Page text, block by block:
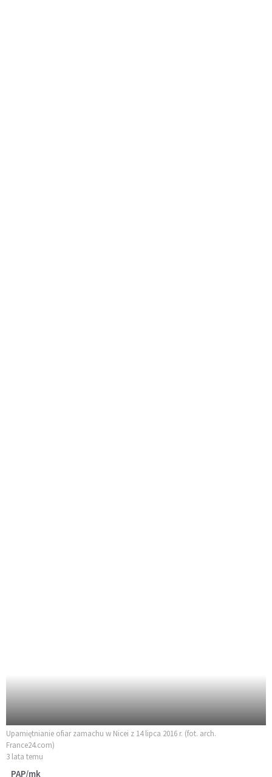
Upamiętnianie ofiar zamachu w Nicei z 14 lipca 2016 r. (fot. arch.
France24.com)
3 lata temu
PAP/mk